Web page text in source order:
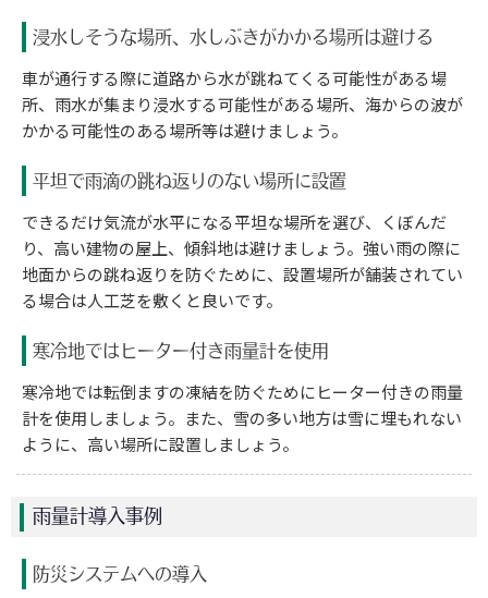
浸水しそうな場所、水しぶきがかかる場所は避ける
車が通行する際に道路から水が跳ねてくる可能性がある場
所、雨水が集まり浸水する可能性がある場所、海からの波が
かかる可能性のある場所等は避けましょう。
平坦で雨滴の跳ね返りのない場所に設置
できるだけ気流が水平になる平坦な場所を選び、くぼんだ
り、高い建物の屋上、傾斜地は避けましょう。強い雨の際に
地面からの跳ね返りを防ぐために、設置場所が舗装されてい
る場合は人工芝を敷くと良いです。
寒冷地ではヒーター付き雨量計を使用
寒冷地では転倒ますの凍結を防ぐためにヒーター付きの雨量
計を使用しましょう。また、雪の多い地方は雪に埋もれない
ように、高い場所に設置しましょう。
雨量計導入事例
防災システムへの導入